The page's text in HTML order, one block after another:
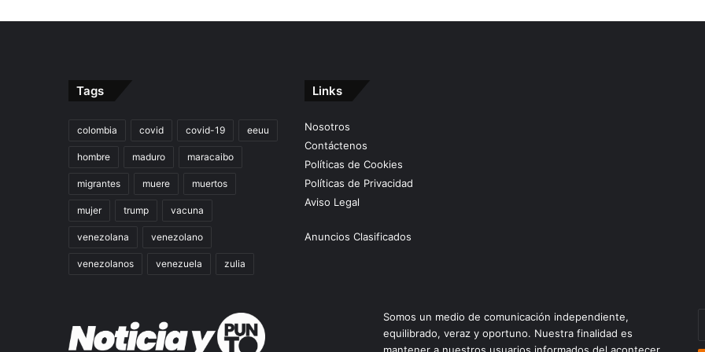
Tags
colombia covid covid-19 eeuu
hombre maduro maracaibo
migrantes muere muertos
mujer trump vacuna
venezolana venezolano
venezolanos venezuela zulia
Links
Nosotros
Contáctenos
Políticas de Cookies
Políticas de Privacidad
Aviso Legal
Anuncios Clasificados
Somos un medio de comunicación independiente,
equilibrado, veraz y oportuno. Nuestra finalidad es